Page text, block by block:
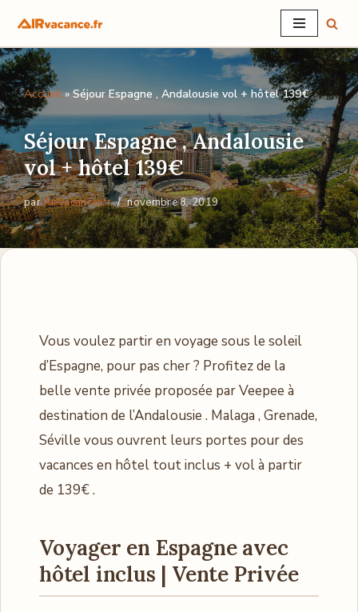
Aller
au
contenu
Accueil»Séjour Espagne , Andalousie vol + hôtel 139€
Séjour Espagne , Andalousie
vol + hôtel 139€
parAirVacancesfr novembre 8, 2019
Vous voulez partir en voyage sous le soleil
d’Espagne, pour pas cher ? Profitez de la
belle vente privée proposée par Veepee à
destination de l’Andalousie . Malaga , Grenade,
Séville vous ouvrent leurs portes pour des
vacances en hôtel tout inclus + vol à partir
de 139€ .
Voyager en Espagne avec
hôtel inclus | Vente Privée